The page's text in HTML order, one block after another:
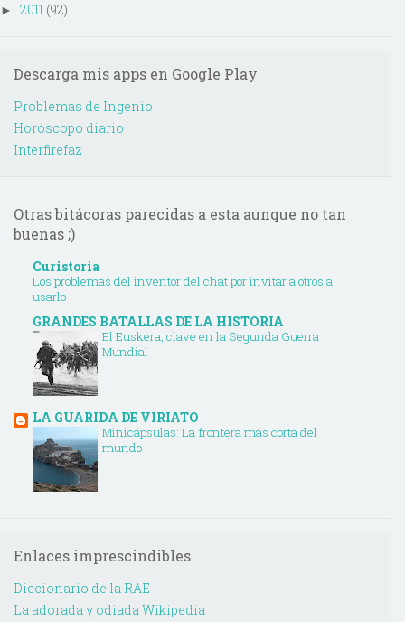
► 2011 (92)
Descarga mis apps en Google Play
Problemas de Ingenio
Horóscopo diario
Interfirefaz
Otras bitácoras parecidas a esta aunque no tan
buenas ;)
Curistoria
Los problemas del inventor del chat por invitar a otros a
usarlo
GRANDES BATALLAS DE LA HISTORIA
El Euskera, clave en la Segunda Guerra
Mundial
LA GUARIDA DE VIRIATO
Minicápsulas: La frontera más corta del
mundo
Enlaces imprescindibles
Diccionario de la RAE
La adorada y odiada Wikipedia